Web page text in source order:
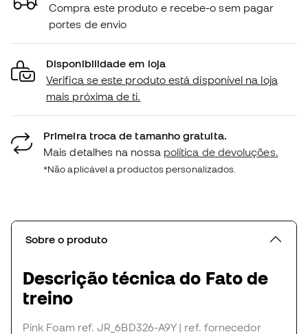
Compra este produto e recebe-o sem pagar
portes de envio
Disponibilidade em loja
Verifica se este produto está disponível na loja
mais próxima de ti.
Primeira troca de tamanho gratuita.
Mais detalhes na nossa política de devoluções.
*Não aplicável a productos personalizados.
Sobre o produto
Descrição técnica do Fato de
treino
Pink Foam ref. JR_6BD326-A9Y | ref. fornecedor